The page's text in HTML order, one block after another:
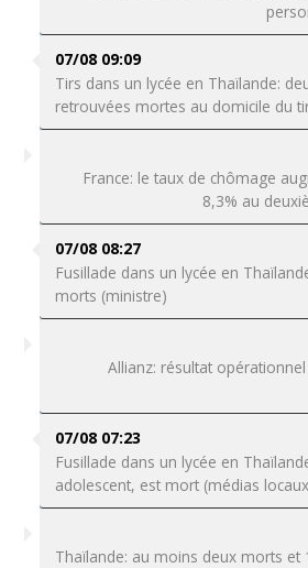
07/08 09:09
Tirs dans un lycée en Thaïlande:
retrouvées mortes au domicile du
France: le taux de chômage
8,3% au
07/08 08:27
Fusillade dans un lycée en
morts (ministre)
Allianz: résultat
07/08 07:23
Fusillade dans un lycée en
adolescent, est mort (médias
Thaïlande: au moins deux morts et